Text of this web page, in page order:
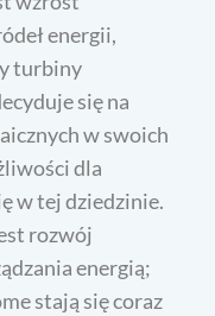
energii,
turbiny
się na
w swoich
dla
w tej dziedzinie.
rozwój
energią;
stają się coraz